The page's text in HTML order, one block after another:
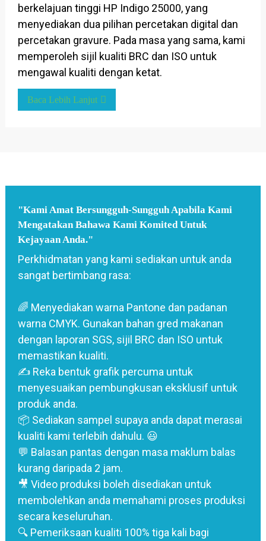
berkelajuan tinggi HP Indigo 25000, yang
menyediakan dua pilihan percetakan digital dan
percetakan gravure. Pada masa yang sama, kami
memperoleh sijil kualiti BRC dan ISO untuk
mengawal kualiti dengan ketat.
Baca Lebih Lanjut
"Kami Amat Bersungguh-Sungguh Apabila Kami
Mengatakan Bahawa Kami Komited Untuk
Kejayaan Anda."
Perkhidmatan yang kami sediakan untuk anda
sangat bertimbang rasa:
🌈 Menyediakan warna Pantone dan padanan
warna CMYK. Gunakan bahan gred makanan
dengan laporan SGS, sijil BRC dan ISO untuk
memastikan kualiti.
✍️ Reka bentuk grafik percuma untuk
menyesuaikan pembungkusan eksklusif untuk
produk anda.
📦 Sediakan sampel supaya anda dapat merasai
kualiti kami terlebih dahulu. 😃
💬 Balasan pantas dengan masa maklum balas
kurang daripada 2 jam.
🎥 Video produksi boleh disediakan untuk
membolehkan anda memahami proses produksi
secara keseluruhan.
🔍 Pemeriksaan kualiti 100% tiga kali bagi